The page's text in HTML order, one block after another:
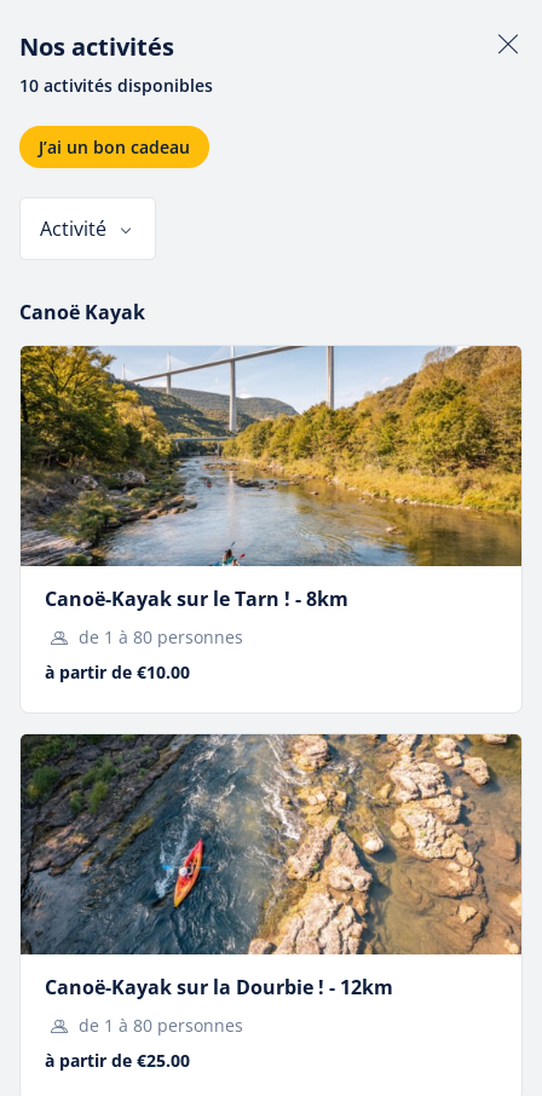
DÉCOUVREZ NOS ACTIVITÉS
Explorez Millau
à travers
adaptées
accessible et riche en sensations.
J’ai un bon cadeau
Nos activités
10 activités disponibles
Canoë Kayak
Canoë-Kayak sur le Tarn ! - 8km
de 1 à 80 personnes
à partir de €10.00
Canoë-Kayak sur la Dourbie ! - 12km
de 1 à 80 personnes
à partir de €25.00
Activité